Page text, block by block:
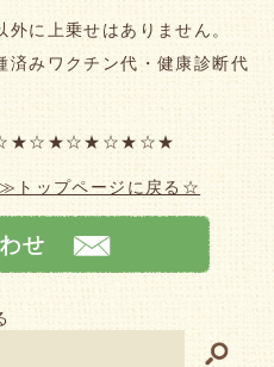
に上乗せはありません。
済みワクチン代・健康診断代
トップページに戻る☆